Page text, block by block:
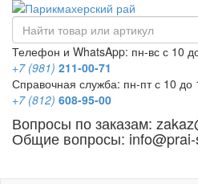
Телефон и WhatsApp: пн-вс с 10
+7 (981) 211-00-71
Справочная служба: пн-пт с 10 до
+7 (812) 608-95-00
Вопросы по заказам:
Общие вопросы: info@prai-